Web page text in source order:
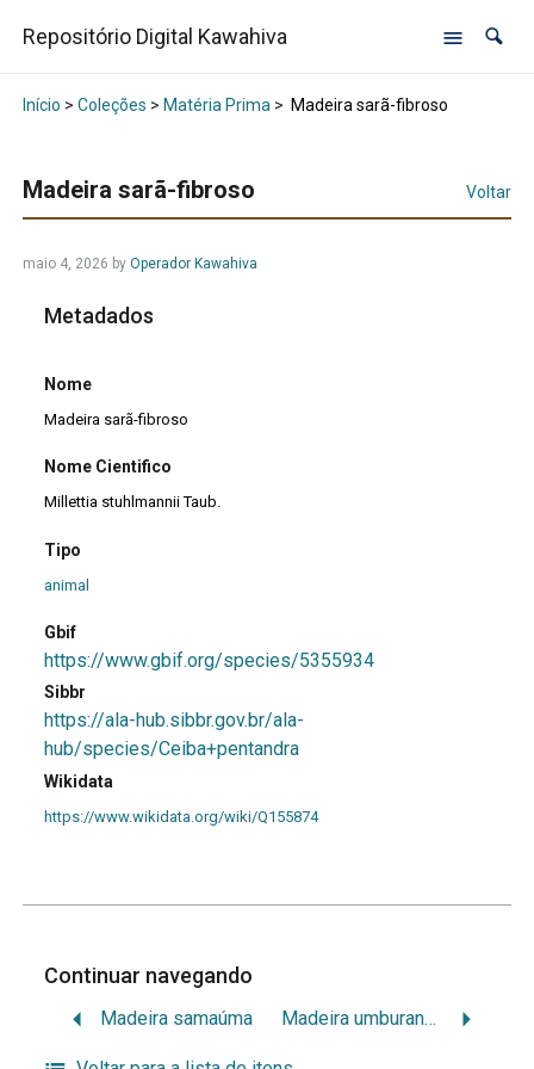
Repositório Digital Kawahiva
Início > Coleções > Matéria Prima> Madeira sarã-fibroso
Madeira sarã-fibroso Voltar
maio 4, 2026 by Operador Kawahiva
Metadados
Nome
Madeira sarã-fibroso
Nome Cientifico
Millettia stuhlmannii Taub.
Tipo
animal
Gbif
https://www.gbif.org/species/5355934
Sibbr
https://ala-hub.sibbr.gov.br/ala-
hub/species/Ceiba+pentandra
Wikidata
https://www.wikidata.org/wiki/Q155874
Continuar navegando
Madeira samaúma Madeira umburana de gabão